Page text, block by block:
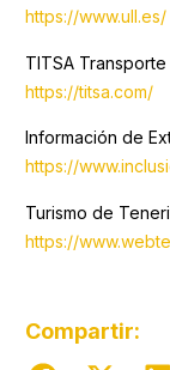
https://www.ull.es/
TITSA Transporte
https://titsa.com/
Información de
https://
Turismo de
https://
Compartir: